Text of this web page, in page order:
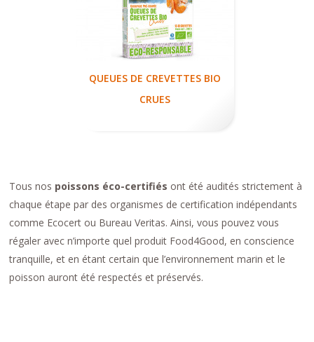
QUEUES DE CREVETTES BIO
CRUES
Tous nos poissons éco-certifiés ont été audités strictement à
chaque étape par des organismes de certification indépendants
comme Ecocert ou Bureau Veritas. Ainsi, vous pouvez vous
régaler avec n’importe quel produit Food4Good, en conscience
tranquille, et en étant certain que l’environnement marin et le
poisson auront été respectés et préservés.